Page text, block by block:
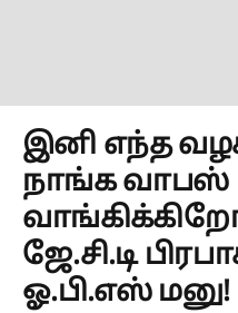
இனி எந்த
நாங்க வாபஸ்
ஜே.சி.டி
ஓ.பி.எஸ் மனு!